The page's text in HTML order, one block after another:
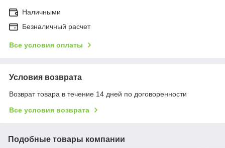
Наличными
Безналичный расчет
Все условия оплаты
Условия возврата
Возврат товара в течение 14 дней по договоренности
Все условия возврата
Подобные товары компании